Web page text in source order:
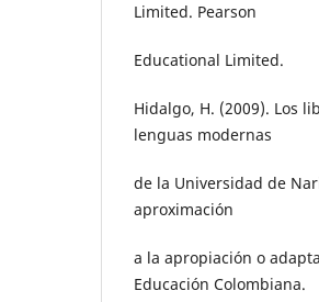
Limited. Pearson
Educational Limited.
Hidalgo, H. (2009). Los
lenguas modernas
de la Universidad de
aproximación
a la apropiación o
Educación Colombiana.